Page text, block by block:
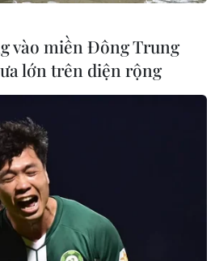
vào miền Đông Trung
lớn trên diện rộng